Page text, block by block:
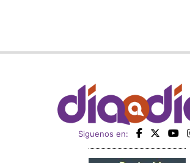
Siguenos en: